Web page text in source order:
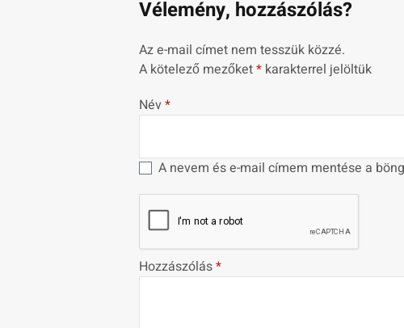
Vélemény, hozzászólás?
Az e-mail címet nem tesszük közzé.
A kötelező mezőket* karakterrel jelöltük
Név*
A nevem és e-mail címem mentése a
Hozzászólás*